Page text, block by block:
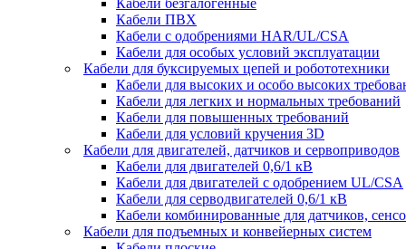
Кабели ПВХ
Кабели с одобрениями HAR/UL/CSA
Кабели для особых условий эксплуатации
Кабели для буксируемых цепей и робототехники
Кабели для высоких и особо высоких
Кабели для легких и нормальных требований
Кабели для повышенных требований
Кабели для условий кручения 3D
Кабели для двигателей, датчиков и сервоприводов
Кабели для двигателей 0,6/1 кВ
Кабели для двигателей с одобрением UL/CSA
Кабели для серводвигателей 0,6/1 кВ
Кабели комбинированные для датчиков,
Кабели для подъемных и конвейерных систем